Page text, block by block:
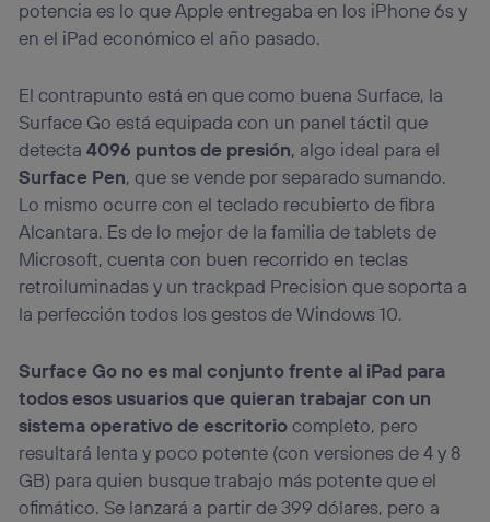
potencia es lo que Apple entregaba en los iPhone 6s y
en el iPad económico el año pasado.
El contrapunto está en que como buena Surface, la
Surface Go está equipada con un panel táctil que
detecta4096 puntos de presión, algo ideal para el
Surface Pen, que se vende por separado sumando.
Lo mismo ocurre con el teclado recubierto de fibra
Alcantara. Es de lo mejor de la familia de tablets de
Microsoft, cuenta con buen recorrido en teclas
retroiluminadas y un trackpad Precision que soporta a
la perfección todos los gestos de Windows 10.
Surface Go no es mal conjunto frente al iPad para
todos esos usuarios que quieran trabajar con un
sistema operativo de escritoriocompleto, pero
resultará lenta y poco potente (con versiones de 4 y 8
GB) para quien busque trabajo más potente que el
ofimático. Se lanzará a partir de 399 dólares, pero a